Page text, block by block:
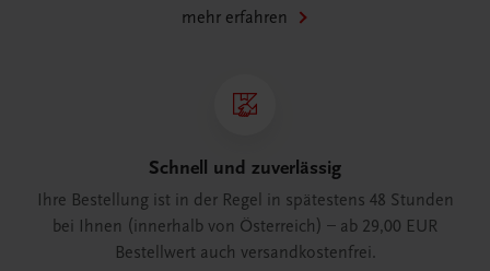
mehr erfahren
Schnell und zuverlässig
Ihre Bestellung ist in der Regel in spätestens 48 Stunden
bei Ihnen (innerhalb von Österreich) – ab 29,00 EUR
Bestellwert auch versandkostenfrei.